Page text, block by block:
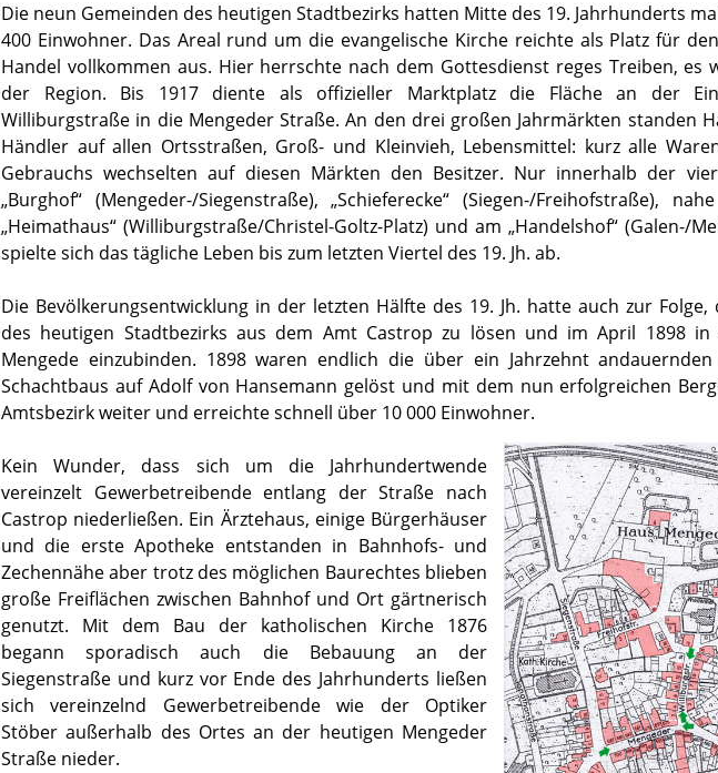
Die neun Gemeinden des heutigen Stadtbezirks hatten Mitte des 19. Jahrhunderts
400 Einwohner. Das Areal rund um die evangelische Kirche reichte als Platz für
Handel vollkommen aus. Hier herrschte nach dem Gottesdienst reges Treiben, es
der Region. Bis 1917 diente als offizieller Marktplatz die Fläche an der
Williburgstraße in die Mengeder Straße. An den drei großen Jahrmärkten standen
Händler auf allen Ortsstraßen, Groß- und Kleinvieh, Lebensmittel: kurz alle
Gebrauchs wechselten auf diesen Märkten den Besitzer. Nur innerhalb der
„Burghof“ (Mengeder-/Siegenstraße), „Schieferecke“ (Siegen-/Freihofstraße),
„Heimathaus“ (Williburgstraße/Christel-Goltz-Platz) und am „Handelshof“ (Galen-/
spielte sich das tägliche Leben bis zum letzten Viertel des 19. Jh. ab.
Die Bevölkerungsentwicklung in der letzten Hälfte des 19. Jh. hatte auch zur Folge,
des heutigen Stadtbezirks aus dem Amt Castrop zu lösen und im April 1898
Mengede einzubinden. 1898 waren endlich die über ein Jahrzehnt
Schachtbaus auf Adolf von Hansemann gelöst und mit dem nun erfolgreichen
Amtsbezirk weiter und erreichte schnell über 10 000 Einwohner.
Kein Wunder, dass sich um die Jahrhundertwende
vereinzelt Gewerbetreibende entlang der Straße nach
Castrop niederließen. Ein Ärztehaus, einige Bürgerhäuser
und die erste Apotheke entstanden in Bahnhofs- und
Zechennähe aber trotz des möglichen Baurechtes blieben
große Freiflächen zwischen Bahnhof und Ort gärtnerisch
genutzt. Mit dem Bau der katholischen Kirche 1876
begann sporadisch auch die Bebauung an der
Siegenstraße und kurz vor Ende des Jahrhunderts ließen
sich vereinzelnd Gewerbetreibende wie der Optiker
Stöber außerhalb des Ortes an der heutigen Mengeder
Straße nieder.